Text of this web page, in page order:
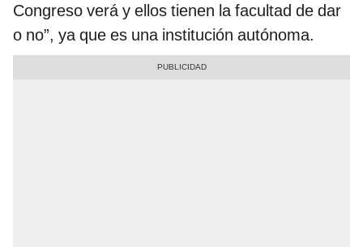
Congreso verá y ellos tienen la facultad de dar
o no”, ya que es una institución autónoma.